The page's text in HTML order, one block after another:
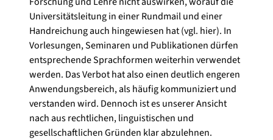
Universitätsleitung in einer Rundmail und einer
Handreichung auch hingewiesen hat (vgl. hier). In
Vorlesungen, Seminaren und Publikationen dürfen
entsprechende Sprachformen weiterhin verwendet
werden. Das Verbot hat also einen deutlich engeren
Anwendungsbereich, als häufig kommuniziert und
verstanden wird. Dennoch ist es unserer Ansicht
nach aus rechtlichen, linguistischen und
gesellschaftlichen Gründen klar abzulehnen.